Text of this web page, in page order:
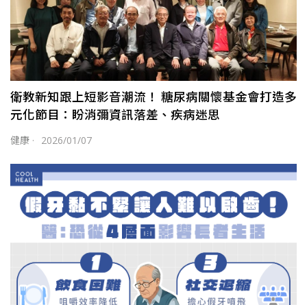
衛教新知跟上短影音潮流！ 糖尿病關懷基金會打造多
元化節目：盼消彌資訊落差、疾病迷思
健康 · 2026/01/07